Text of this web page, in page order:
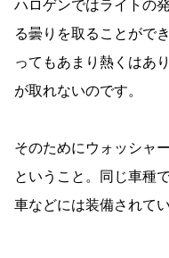
ハロゲンではライトの
る曇りを取ることがで
ってもあまり熱くはあ
が取れないのです。
そのためにウォッシャ
ということ。同じ車種
車などには装備されてい